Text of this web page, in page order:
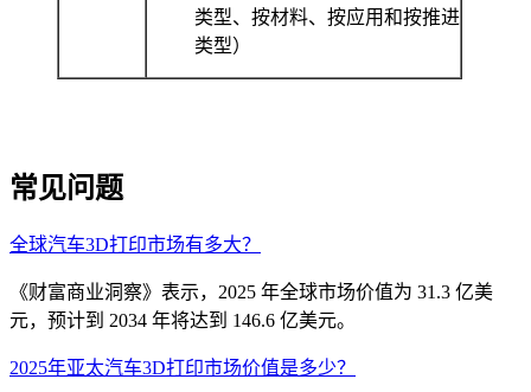
类型、按材料、按应用和按推进
类型）
常见问题
全球汽车3D打印市场有多大？
《财富商业洞察》表示，2025 年全球市场价值为 31.3 亿美
元，预计到 2034 年将达到 146.6 亿美元。
2025年亚太汽车3D打印市场价值是多少？